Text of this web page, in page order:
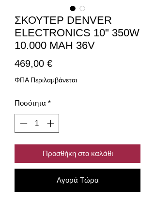
ΣΚΟΥΤΕΡ DENVER
ELECTRONICS 10" 350W
10.000 MAH 36V
469,00 €Τιμή
ΦΠΑ Περιλαμβάνεται
Ποσότητα *
Προσθήκη στο καλάθι
Αγορά Τώρα